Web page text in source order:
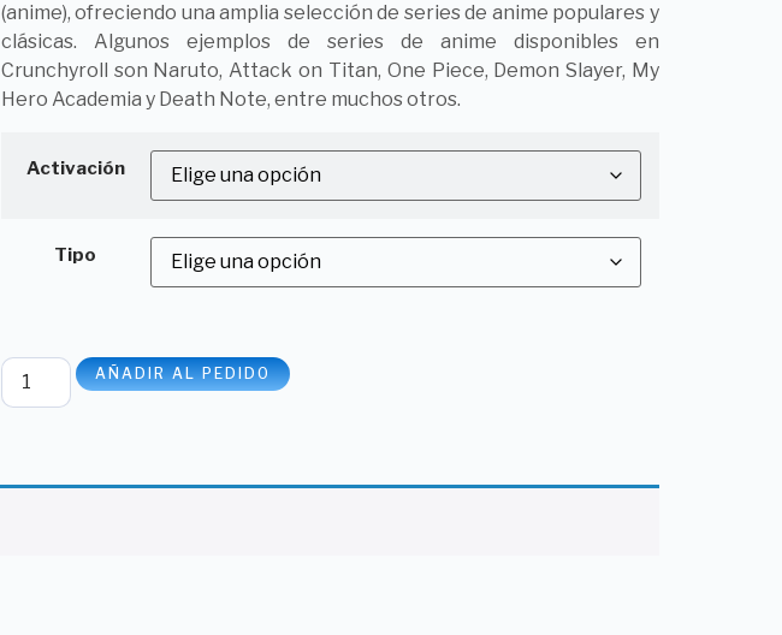
(anime), ofreciendo una amplia selección de series de anime populares y
clásicas. Algunos ejemplos de series de anime disponibles en
Crunchyroll son Naruto, Attack on Titan, One Piece, Demon Slayer, My
Hero Academia y Death Note, entre muchos otros.
Activación
Tipo
AÑADIR AL PEDIDO